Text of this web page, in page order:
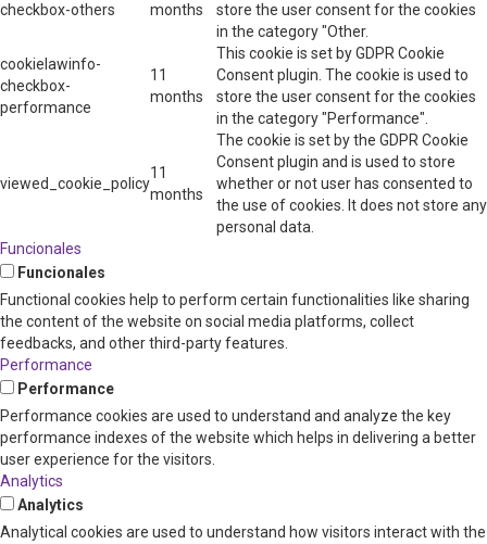
checkbox-others
months
store the user consent for the cookies
in the category "Other.
cookielawinfo-
checkbox-
performance
11
months
This cookie is set by GDPR Cookie
Consent plugin. The cookie is used to
store the user consent for the cookies
in the category "Performance".
viewed_cookie_policy
11
months
The cookie is set by the GDPR Cookie
Consent plugin and is used to store
whether or not user has consented to
the use of cookies. It does not store any
personal data.
Funcionales
Funcionales
Functional cookies help to perform certain functionalities like sharing
the content of the website on social media platforms, collect
feedbacks, and other third-party features.
Performance
Performance
Performance cookies are used to understand and analyze the key
performance indexes of the website which helps in delivering a better
user experience for the visitors.
Analytics
Analytics
Analytical cookies are used to understand how visitors interact with the